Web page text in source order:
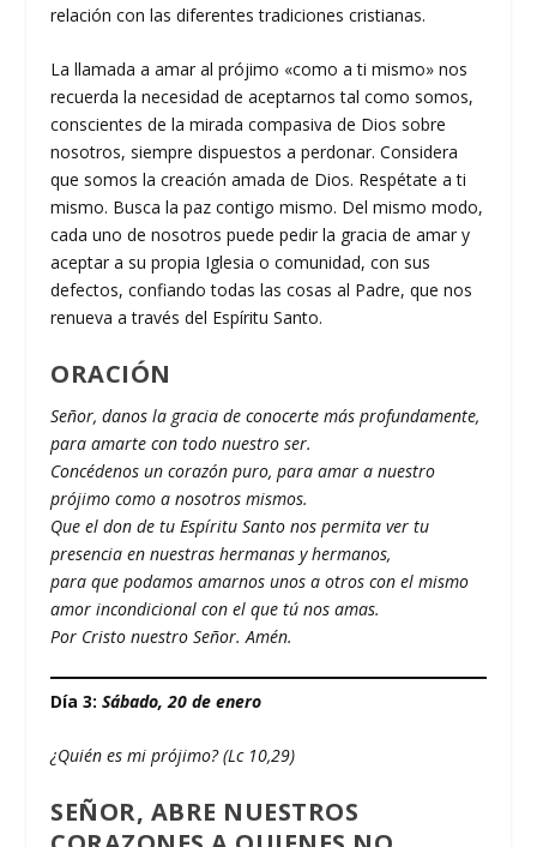
relación con las diferentes tradiciones cristianas.
La llamada a amar al prójimo «como a ti mismo» nos
recuerda la necesidad de aceptarnos tal como somos,
conscientes de la mirada compasiva de Dios sobre
nosotros, siempre dispuestos a perdonar. Considera
que somos la creación amada de Dios. Respétate a ti
mismo. Busca la paz contigo mismo. Del mismo modo,
cada uno de nosotros puede pedir la gracia de amar y
aceptar a su propia Iglesia o comunidad, con sus
defectos, confiando todas las cosas al Padre, que nos
renueva a través del Espíritu Santo.
ORACIÓN
Señor, danos la gracia de conocerte más profundamente,
para amarte con todo nuestro ser.
Concédenos un corazón puro, para amar a nuestro
prójimo como a nosotros mismos.
Que el don de tu Espíritu Santo nos permita ver tu
presencia en nuestras hermanas y hermanos,
para que podamos amarnos unos a otros con el mismo
amor incondicional con el que tú nos amas.
Por Cristo nuestro Señor. Amén.
Día 3:Sábado, 20 de enero
¿Quién es mi prójimo? (Lc 10,29)
SEÑOR, ABRE NUESTROS